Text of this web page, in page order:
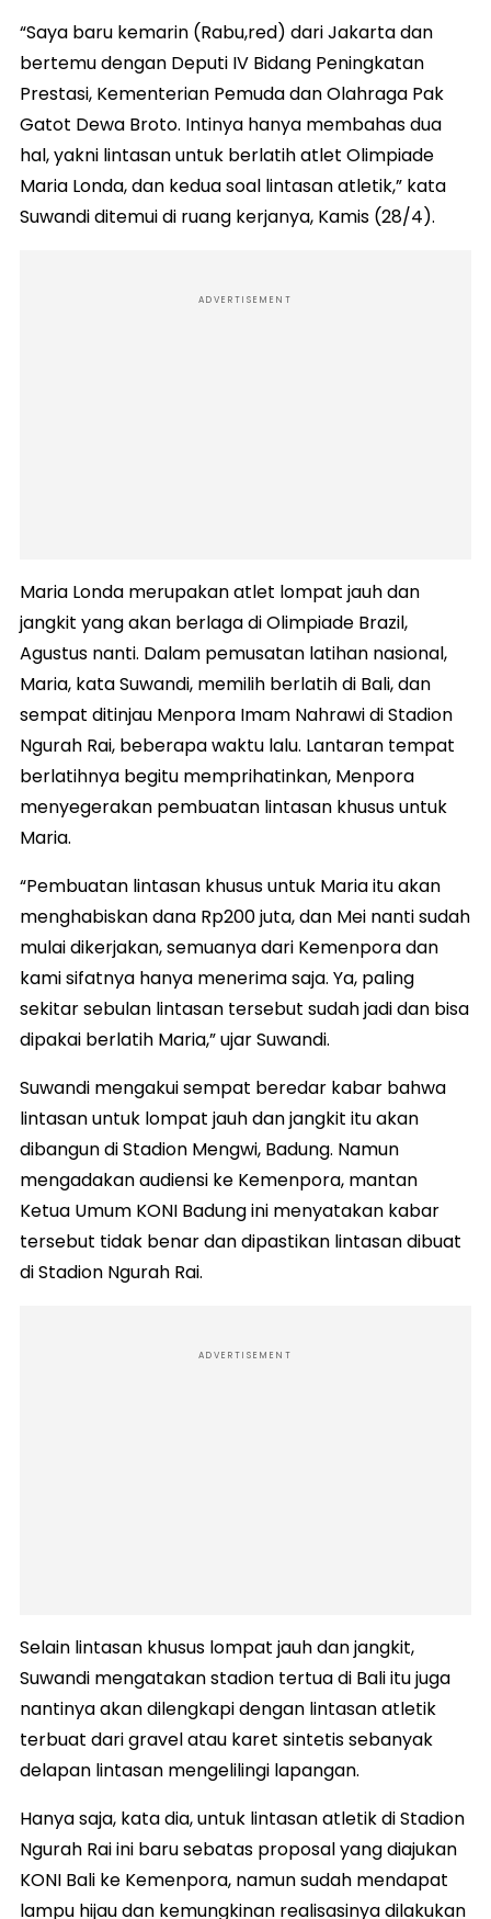
“Saya baru kemarin (Rabu,red) dari Jakarta dan
bertemu dengan Deputi IV Bidang Peningkatan
Prestasi, Kementerian Pemuda dan Olahraga Pak
Gatot Dewa Broto. Intinya hanya membahas dua
hal, yakni lintasan untuk berlatih atlet Olimpiade
Maria Londa, dan kedua soal lintasan atletik,” kata
Suwandi ditemui di ruang kerjanya, Kamis (28/4).
ADVERTISEMENT
Maria Londa merupakan atlet lompat jauh dan
jangkit yang akan berlaga di Olimpiade Brazil,
Agustus nanti. Dalam pemusatan latihan nasional,
Maria, kata Suwandi, memilih berlatih di Bali, dan
sempat ditinjau Menpora Imam Nahrawi di Stadion
Ngurah Rai, beberapa waktu lalu. Lantaran tempat
berlatihnya begitu memprihatinkan, Menpora
menyegerakan pembuatan lintasan khusus untuk
Maria.
“Pembuatan lintasan khusus untuk Maria itu akan
menghabiskan dana Rp200 juta, dan Mei nanti sudah
mulai dikerjakan, semuanya dari Kemenpora dan
kami sifatnya hanya menerima saja. Ya, paling
sekitar sebulan lintasan tersebut sudah jadi dan bisa
dipakai berlatih Maria,” ujar Suwandi.
Suwandi mengakui sempat beredar kabar bahwa
lintasan untuk lompat jauh dan jangkit itu akan
dibangun di Stadion Mengwi, Badung. Namun
mengadakan audiensi ke Kemenpora, mantan
Ketua Umum KONI Badung ini menyatakan kabar
tersebut tidak benar dan dipastikan lintasan dibuat
di Stadion Ngurah Rai.
ADVERTISEMENT
Selain lintasan khusus lompat jauh dan jangkit,
Suwandi mengatakan stadion tertua di Bali itu juga
nantinya akan dilengkapi dengan lintasan atletik
terbuat dari gravel atau karet sintetis sebanyak
delapan lintasan mengelilingi lapangan.
Hanya saja, kata dia, untuk lintasan atletik di Stadion
Ngurah Rai ini baru sebatas proposal yang diajukan
KONI Bali ke Kemenpora, namun sudah mendapat
lampu hijau dan kemungkinan realisasinya dilakukan